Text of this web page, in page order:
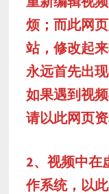
烦；而此网
站，修改起
永远首先出
如果遇到视
请以此网页
2、视频中在
作系统，以